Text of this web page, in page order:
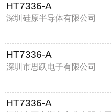
HT7336-A
深圳硅原半导体有限公司
HT7336-A
深圳市思跃电子有限公司
HT7336-A